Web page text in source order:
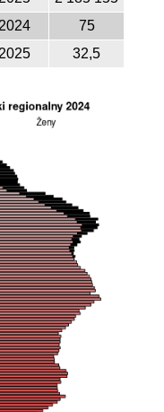
2024
75
2025 32,5